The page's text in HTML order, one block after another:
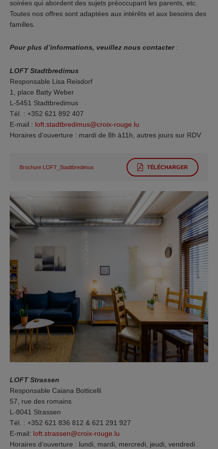
soirées qui abordent des sujets préoccupant les parents, etc.
Toutes nos offres sont adaptées aux intérêts et aux besoins des
familles.
Pour plus d’informations, veuillez nous contacter :
LOFT Stadtbredimus
Responsable Lisa Reisdorf
1, place Batty Weber
L-5451 Stadtbredimus
Tél. : +352 621 892 407
E-mail : loft.stadtbredimus@croix-rouge.lu
Horaires d’ouverture : mardi de 8h à11h, autres jours sur RDV
Brochure LOFT_Stadtbredimus TÉLÉCHARGER
LOFT Strassen
Responsable Caiana Botticelli
57, rue des romains
L-8041 Strassen
Tél. : +352 621 836 812 & 621 291 927
E-mail: loft.strassen@croix-rouge.lu
Horaires d’ouverture : lundi, mardi, mercredi, jeudi, vendredi :